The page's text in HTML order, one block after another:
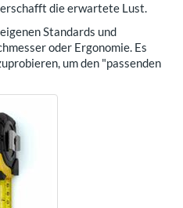
die erwartete Lust.
Standards und
oder Ergonomie. Es
um den "passenden